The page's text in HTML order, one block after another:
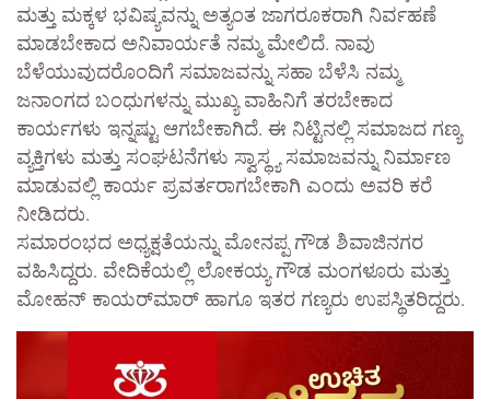
ಮತ್ತು ಮಕ್ಕಳ ಭವಿಷ್ಯವನ್ನು ಅತ್ಯಂತ ಜಾಗರೂಕರಾಗಿ ನಿರ್ವಹಣೆ
ಮಾಡಬೇಕಾದ ಅನಿವಾರ್ಯತೆ ನಮ್ಮ ಮೇಲಿದೆ. ನಾವು
ಬೆಳೆಯುವುದರೊಂದಿಗೆ ಸಮಾಜವನ್ನು ಸಹಾ ಬೆಳೆಸಿ ನಮ್ಮ
ಜನಾಂಗದ ಬಂಧುಗಳನ್ನು ಮುಖ್ಯ ವಾಹಿನಿಗೆ ತರಬೇಕಾದ
ಕಾರ್ಯಗಳು ಇನ್ನಷ್ಟು ಆಗಬೇಕಾಗಿದೆ. ಈ ನಿಟ್ಟಿನಲ್ಲಿ ಸಮಾಜದ ಗಣ್ಯ
ವ್ಯಕ್ತಿಗಳು ಮತ್ತು ಸಂಘಟನೆಗಳು ಸ್ವಾಸ್ಥ್ಯ ಸಮಾಜವನ್ನು ನಿರ್ಮಾಣ
ಮಾಡುವಲ್ಲಿ ಕಾರ್ಯ ಪ್ರವರ್ತರಾಗಬೇಕಾಗಿ ಎಂದು ಅವರಿ ಕರೆ
ನೀಡಿದರು.
ಸಮಾರಂಭದ ಅಧ್ಯಕ್ಷತೆಯನ್ನು ಮೋನಪ್ಪ ಗೌಡ ಶಿವಾಜಿನಗರ
ವಹಿಸಿದ್ದರು. ವೇದಿಕೆಯಲ್ಲಿ ಲೋಕಯ್ಯ ಗೌಡ ಮಂಗಳೂರು ಮತ್ತು
ಮೋಹನ್ ಕಾಯರ್‌ಮಾರ್ ಹಾಗೂ ಇತರ ಗಣ್ಯರು ಉಪಸ್ಥಿತರಿದ್ದರು.